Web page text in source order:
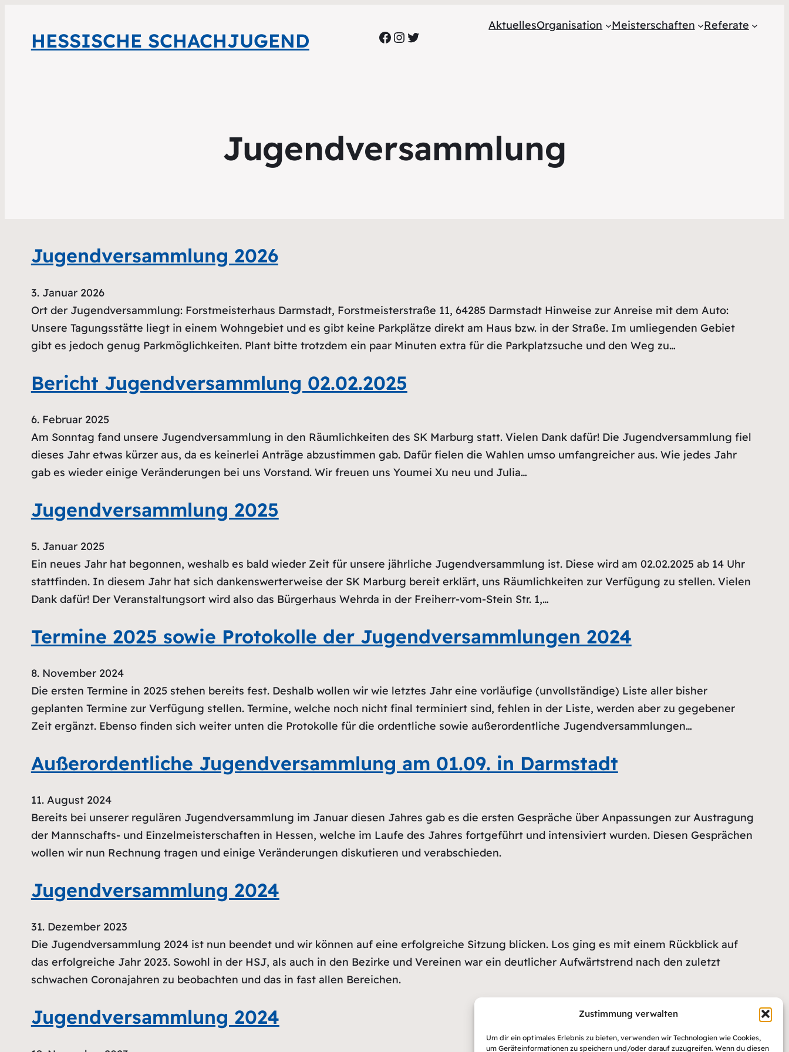
Zustimmung verwalten
Um dir ein optimales Erlebnis zu bieten, verwenden wir Technologien wie Cookies,
um Geräteinformationen zu speichern und/oder darauf zuzugreifen. Wenn du diesen
HESSISCHE SCHACHJUGEND Facebook
Instagram
Twitter
AktuellesOrganisation Meisterschaften Referate
Jugendversammlung
Jugendversammlung 2026
3. Januar 2026
Ort der Jugendversammlung: Forstmeisterhaus Darmstadt, Forstmeisterstraße 11, 64285 Darmstadt Hinweise zur Anreise mit dem Auto:
Unsere Tagungsstätte liegt in einem Wohngebiet und es gibt keine Parkplätze direkt am Haus bzw. in der Straße. Im umliegenden Gebiet
gibt es jedoch genug Parkmöglichkeiten. Plant bitte trotzdem ein paar Minuten extra für die Parkplatzsuche und den Weg zu…
Bericht Jugendversammlung 02.02.2025
6. Februar 2025
Am Sonntag fand unsere Jugendversammlung in den Räumlichkeiten des SK Marburg statt. Vielen Dank dafür! Die Jugendversammlung fiel
dieses Jahr etwas kürzer aus, da es keinerlei Anträge abzustimmen gab. Dafür fielen die Wahlen umso umfangreicher aus. Wie jedes Jahr
gab es wieder einige Veränderungen bei uns Vorstand. Wir freuen uns Youmei Xu neu und Julia…
Jugendversammlung 2025
5. Januar 2025
Ein neues Jahr hat begonnen, weshalb es bald wieder Zeit für unsere jährliche Jugendversammlung ist. Diese wird am 02.02.2025 ab 14 Uhr
stattfinden. In diesem Jahr hat sich dankenswerterweise der SK Marburg bereit erklärt, uns Räumlichkeiten zur Verfügung zu stellen. Vielen
Dank dafür! Der Veranstaltungsort wird also das Bürgerhaus Wehrda in der Freiherr-vom-Stein Str. 1,…
Termine 2025 sowie Protokolle der Jugendversammlungen 2024
8. November 2024
Die ersten Termine in 2025 stehen bereits fest. Deshalb wollen wir wie letztes Jahr eine vorläufige (unvollständige) Liste aller bisher
geplanten Termine zur Verfügung stellen. Termine, welche noch nicht final terminiert sind, fehlen in der Liste, werden aber zu gegebener
Zeit ergänzt. Ebenso finden sich weiter unten die Protokolle für die ordentliche sowie außerordentliche Jugendversammlungen…
Außerordentliche Jugendversammlung am 01.09. in Darmstadt
11. August 2024
Bereits bei unserer regulären Jugendversammlung im Januar diesen Jahres gab es die ersten Gespräche über Anpassungen zur Austragung
der Mannschafts- und Einzelmeisterschaften in Hessen, welche im Laufe des Jahres fortgeführt und intensiviert wurden. Diesen Gesprächen
wollen wir nun Rechnung tragen und einige Veränderungen diskutieren und verabschieden.
Jugendversammlung 2024
31. Dezember 2023
Die Jugendversammlung 2024 ist nun beendet und wir können auf eine erfolgreiche Sitzung blicken. Los ging es mit einem Rückblick auf
das erfolgreiche Jahr 2023. Sowohl in der HSJ, als auch in den Bezirke und Vereinen war ein deutlicher Aufwärtstrend nach den zuletzt
schwachen Coronajahren zu beobachten und das in fast allen Bereichen.
Jugendversammlung 2024